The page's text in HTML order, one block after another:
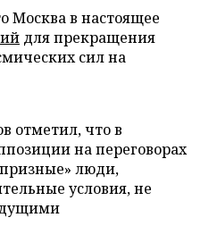
Москва в настоящее
для прекращения
сил на
отметил, что в
на переговорах
люди,
условия, не